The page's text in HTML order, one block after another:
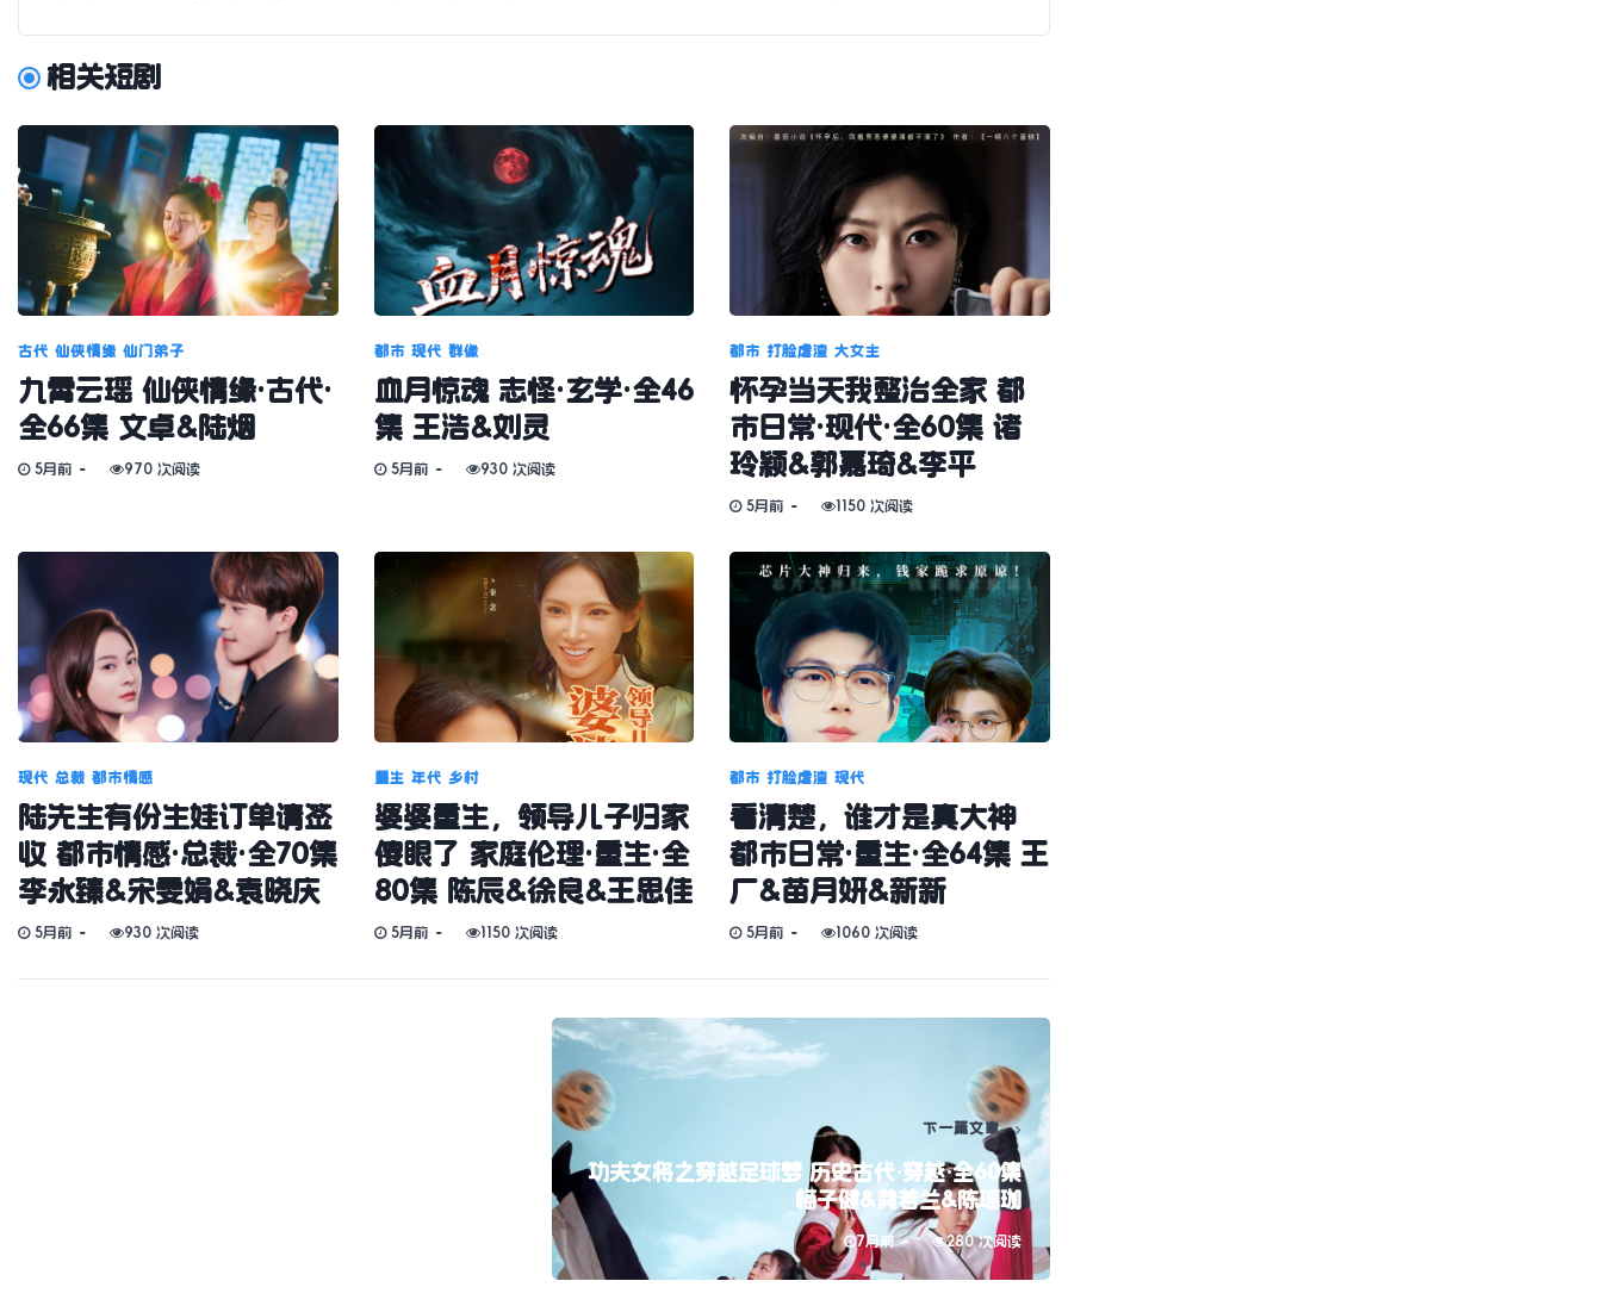
相关短剧
古代 仙侠情缘 仙门弟子
九霄云瑶 仙侠情缘·古代·
全66集 文卓&陆烟
5月前 970 次阅读
都市 现代 群像
血月惊魂 志怪·玄学·全46
集 王浩&刘灵
5月前 930 次阅读
都市 打脸虐渣 大女主
怀孕当天我整治全家 都
市日常·现代·全60集 诸
玲颖&郭嘉琦&李平
5月前 1150 次阅读
现代 总裁 都市情感
陆先生有份生娃订单请签
收 都市情感·总裁·全70集
李永臻&宋雯娟&袁晓庆
5月前 930 次阅读
重生 年代 乡村
婆婆重生，领导儿子归家
傻眼了 家庭伦理·重生·全
80集 陈辰&徐良&王思佳
5月前 1150 次阅读
都市 打脸虐渣 现代
看清楚，谁才是真大神
都市日常·重生·全64集 王
厂&苗月妍&新新
5月前 1060 次阅读
下一篇文章
功夫女将之穿越足球梦 历史古代·穿越·全60集
梅子健&龚若兰&陈瑶珈
7月前 280 次阅读